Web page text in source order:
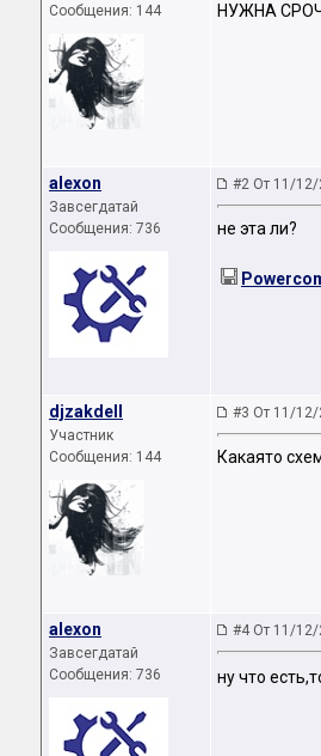
Сообщения: 144
НУЖНА
alexon
Завсегдатай
Сообщения: 736
#2 От 11/12/
не эта ли?
djzakdell
Участник
Сообщения: 144
#3 От 11/12/
Какаято
alexon
Завсегдатай
Сообщения: 736
#4 От 11/12/
ну что